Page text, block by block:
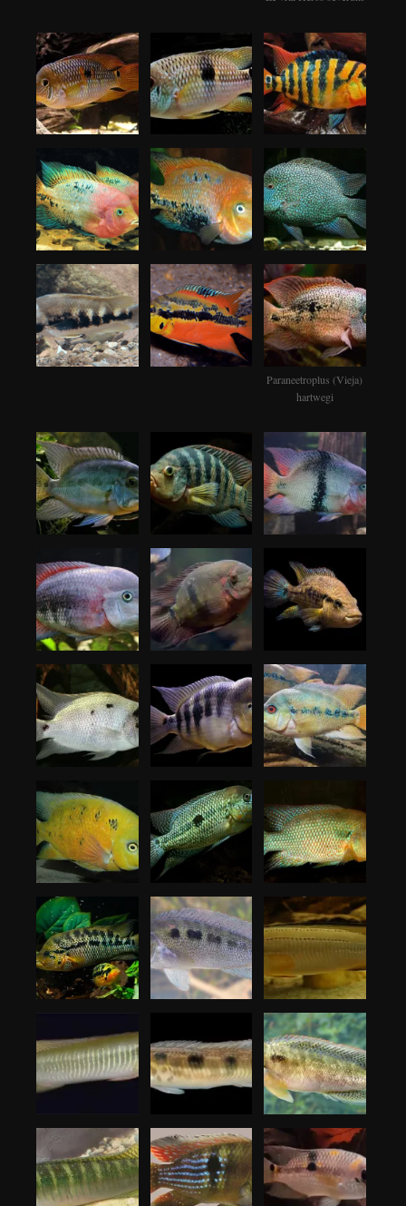
Paraneetroplus (Vieja)
hartwegi